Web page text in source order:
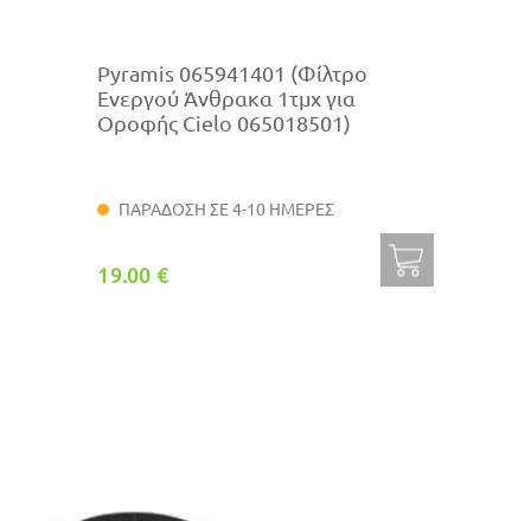
Pyramis 065941401 (Φίλτρο
Ενεργού Άνθρακα 1τμχ για
Οροφής Cielo 065018501)
ΠΑΡΑΔΟΣΗ ΣΕ 4-10 ΗΜΕΡΕΣ
19.00 €